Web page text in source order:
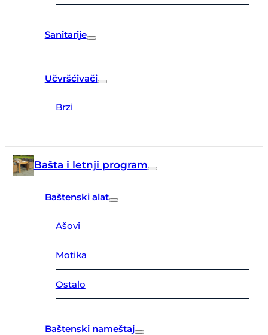
Sanitarije
Učvršćivači
Brzi
Bašta i letnji program
Baštenski alat
Ašovi
Motika
Ostalo
Baštenski nameštaj